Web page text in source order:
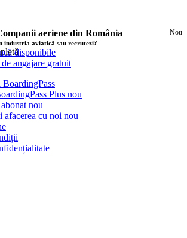
Nou
aeriene din România
industria aviatică sau recrutezi?
disponibile
angajare gratuit
BoardingPass
Plus nou
nou
afacerea cu noi nou